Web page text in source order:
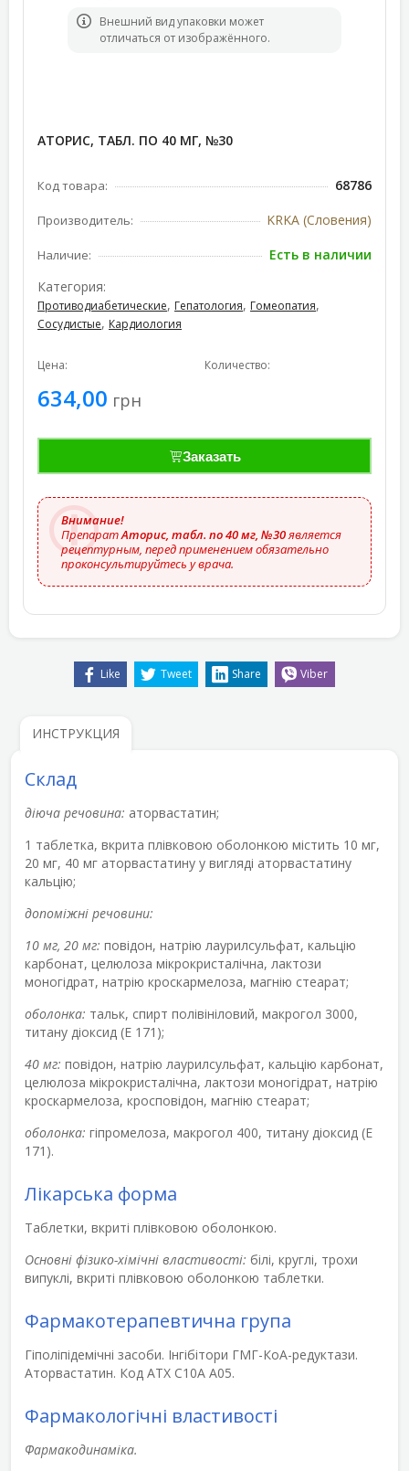
Bнешний вид упаковки может
отличаться от изображённого.
АТОРИС, ТАБЛ. ПО 40 МГ, №30
Код товара: 68786
Производитель: KRKA (Словения)
Наличие:
Есть в наличии
Категория:
Противодиабетические, Гепатология, Гомеопатия,
Сосудистые, Кардиология
Цена:
634,00 грн
Количество:
Заказать
Внимание!
ПрепаратАторис, табл. по 40 мг, №30является
рецептурным, перед применением обязательно
проконсультируйтесь у врача.
Like Tweet Share Viber
ИНСТРУКЦИЯ
Склад
діюча речовина: аторвастатин;
1 таблетка, вкрита плівковою оболонкою містить 10 мг,
20 мг, 40 мг аторвастатину у вигляді аторвастатину
кальцію;
допоміжні речовини:
10 мг, 20 мг: повідон, натрію лаурилсульфат, кальцію
карбонат, целюлоза мікрокристалічна, лактози
моногідрат, натрію кроскармелоза, магнію стеарат;
оболонка: тальк, спирт полівініловий, макрогол 3000,
титану діоксид (Е 171);
40 мг: повідон, натрію лаурилсульфат, кальцію карбонат,
целюлоза мікрокристалічна, лактози моногідрат, натрію
кроскармелоза, кросповідон, магнію стеарат;
оболонка: гіпромелоза, макрогол 400, титану діоксид (Е
171).
Лікарська форма
Таблетки, вкриті плівковою оболонкою.
Основні фізико-хімічні властивості: білі, круглі, трохи
випуклі, вкриті плівковою оболонкою таблетки.
Фармакотерапевтична група
Гіполіпідемічні засоби. Інгібітори ГМГ-КоА-редуктази.
Аторвастатин. Код АТХ С10А А05.
Фармакологічні властивості
Фармакодинаміка.